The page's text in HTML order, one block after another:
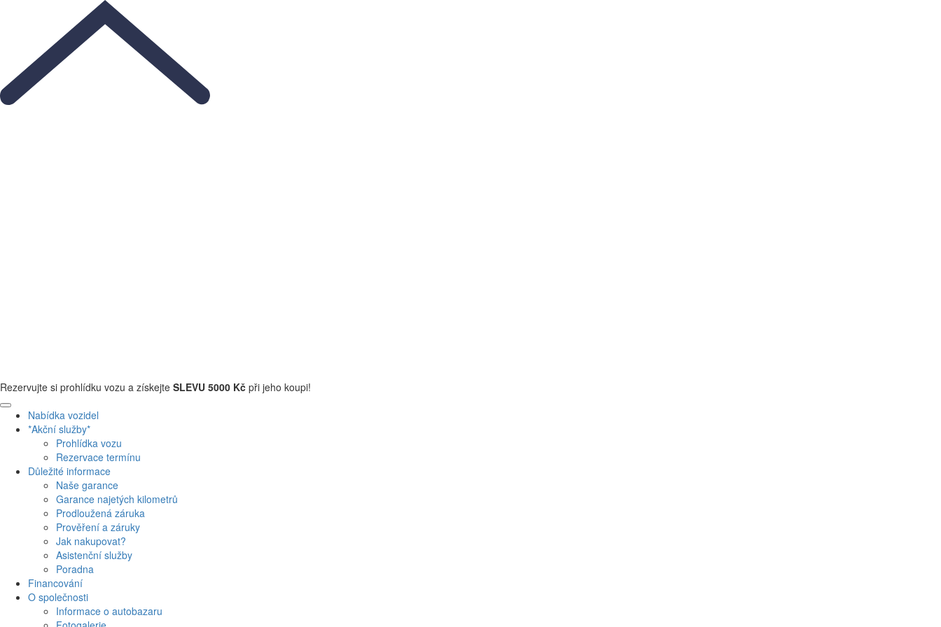
Rezervujte si prohlídku vozu a získejte SLEVU 5000 Kč při jeho koupi!
Nabídka vozidel
*Akční služby*
Prohlídka vozu
Rezervace termínu
Důležité informace
Naše garance
Garance najetých kilometrů
Prodloužená záruka
Prověření a záruky
Jak nakupovat?
Asistenční služby
Poradna
Financování
O společnosti
Informace o autobazaru